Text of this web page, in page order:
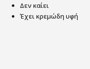
Δεν καίει
Έχει κρεμώδη υφή